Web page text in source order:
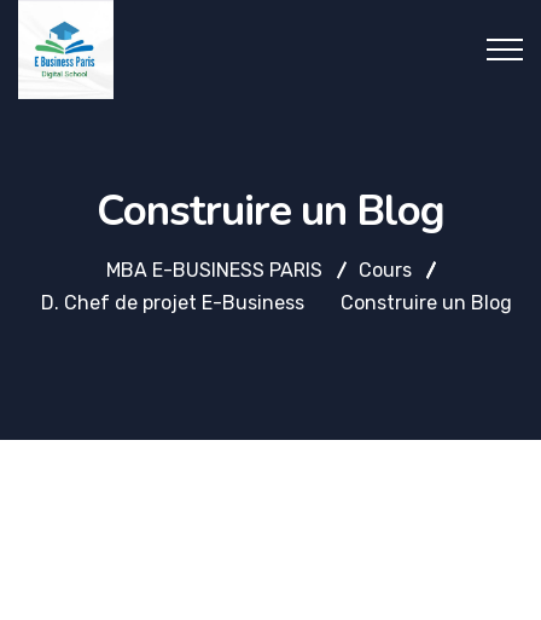
Construire un Blog
MBA E-BUSINESS PARIS
Cours
D. Chef de projet E-Business
Construire un Blog